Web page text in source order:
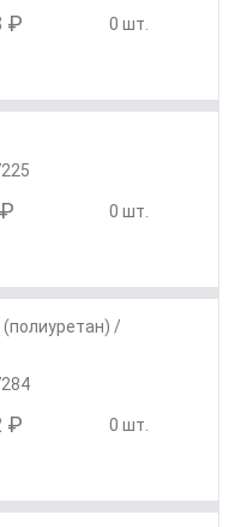
₽ 0 шт.
0 шт.
/
₽ 0 шт.